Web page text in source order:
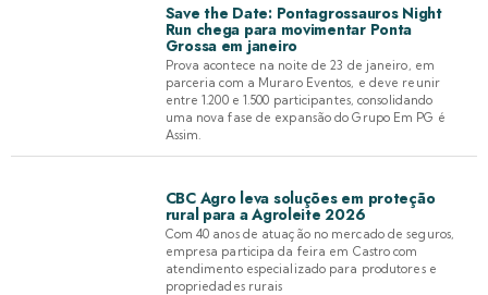
Save the Date: Pontagrossauros Night
Run chega para movimentar Ponta
Grossa em janeiro
Prova acontece na noite de 23 de janeiro, em
parceria com a Muraro Eventos, e deve reunir
entre 1.200 e 1.500 participantes, consolidando
uma nova fase de expansão do Grupo Em PG é
Assim.
CBC Agro leva soluções em proteção
rural para a Agroleite 2026
Com 40 anos de atuação no mercado de seguros,
empresa participa da feira em Castro com
atendimento especializado para produtores e
propriedades rurais